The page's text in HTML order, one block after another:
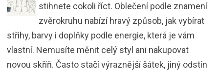
stihnete cokoli říct. Oblečení podle znamení
zvěrokruhu nabízí hravý způsob, jak vybírat
střihy, barvy i doplňky podle energie, která je vám
vlastní. Nemusíte měnit celý styl ani nakupovat
novou skříň. Často stačí výraznější šátek, jiný odstín